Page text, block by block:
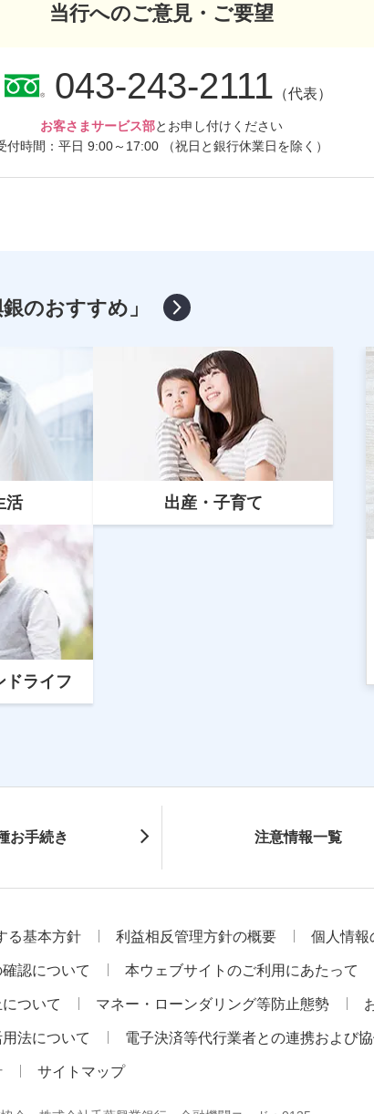
当行へのご意見・ご要望
043-243-2111 （代表）
お客さまサービス部とお申し付けください
付時間：平日 9:00～17:00 （祝日と銀行休業日を除く）
銀のおすすめ」
活 出産・子育て
ドライフ
マイカーローン
イカーローンの借換えとは？ちば
興銀への借換えがおすすめな人など
解説
お手続き 注意情報一覧
る基本方針 利益相反管理方針の概要 個人情報
認について 本ウェブサイトのご利用にあたって
ついて マネー・ローンダリング等防止態勢
法について 電子決済等代行業者との連携および
サイトマップ